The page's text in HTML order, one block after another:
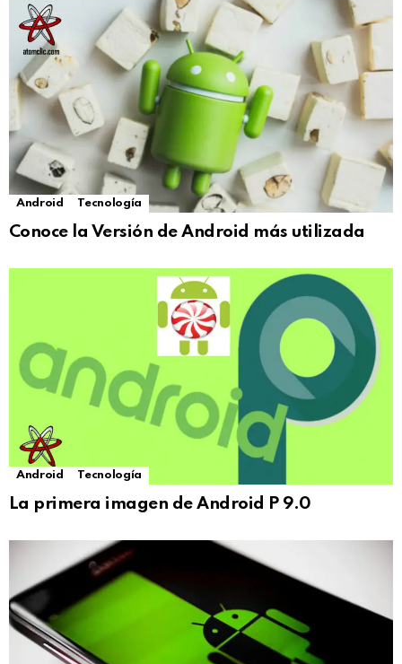
Android Tecnología
Conoce la Versión de Android más utilizada
Android Tecnología
La primera imagen de Android P 9.0